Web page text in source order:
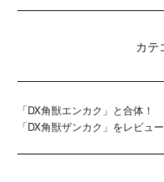
カテ
「DX角獣エンカク」と合体！
「DX角獣ザンカク」をレビュー